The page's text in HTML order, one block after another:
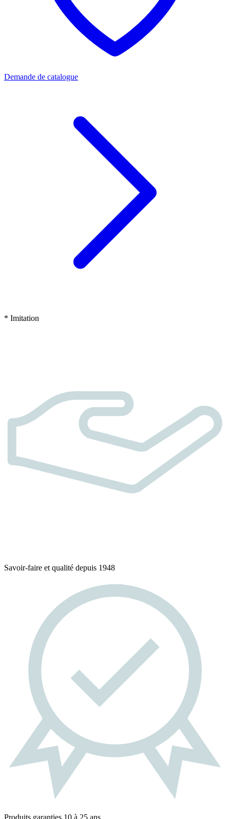
Demande de catalogue
* Imitation
Savoir-faire et qualité depuis 1948
Produits garanties 10 à 25 ans